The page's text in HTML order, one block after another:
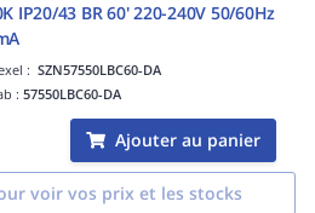
IP20/43 BR 60' 220-240V 50/60Hz
:SZN57550LBC60-DA
:57550LBC60-DA
Ajouter au panier
voir vos prix et les stocks